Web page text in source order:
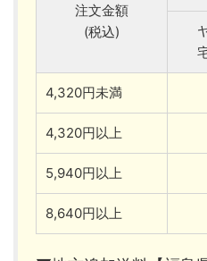
注文金額
(税込)
4,320円未満
4,320円以上
5,940円以上
8,640円以上